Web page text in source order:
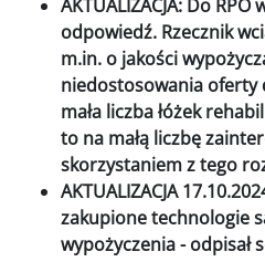
AKTUALIZACJA: Do RPO
odpowiedź. Rzecznik
m.in. o jakości
niedostosowania
mała liczba łóżek
to na małą liczbę
skorzystaniem z tego
AKTUALIZACJA
zakupione technologie
wypożyczenia - odpisał